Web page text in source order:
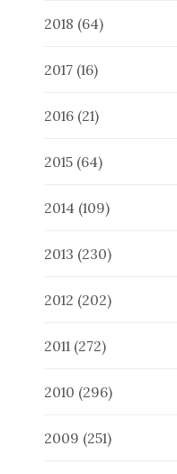
2018 (64)
2017 (16)
2016 (21)
2015 (64)
2014 (109)
2013 (230)
2012 (202)
2011 (272)
2010 (296)
2009 (251)